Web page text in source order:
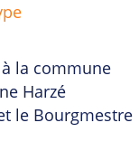
la commune
Harzé
le Bourgmestre